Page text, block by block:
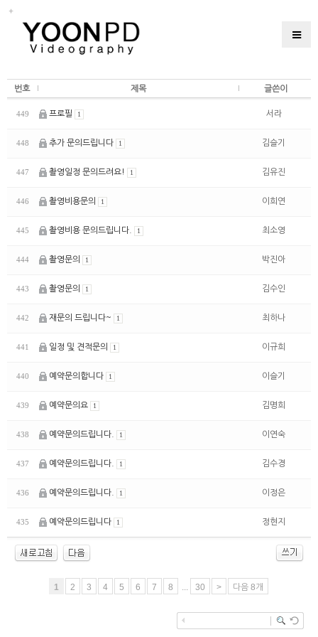
번호 제목 글쓴이
449 프로필 1 서라
448 추가 문의드립니다 1 김슬기
447 촬영일정 문의드려요! 1 김유진
446 촬영비용문의 1 이희연
445 촬영비용 문의드립니다. 1 최소영
444 촬영문의 1 박진아
443 촬영문의 1 김수인
442 재문의 드립니다~ 1 최하나
441 일정 및 견적문의 1 이규희
440 예약문의합니다 1 이슬기
439 예약문의요 1 김명희
438 예약문의드립니다. 1 이연숙
437 예약문의드립니다. 1 김수경
436 예약문의드립니다. 1 이정은
435 예약문의드립니다 1 정현지
1 2 3 4 5 6 7 8 ... 30 > 다음 8개